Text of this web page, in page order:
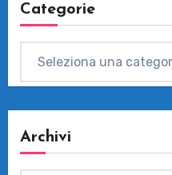
Categorie
Archivi